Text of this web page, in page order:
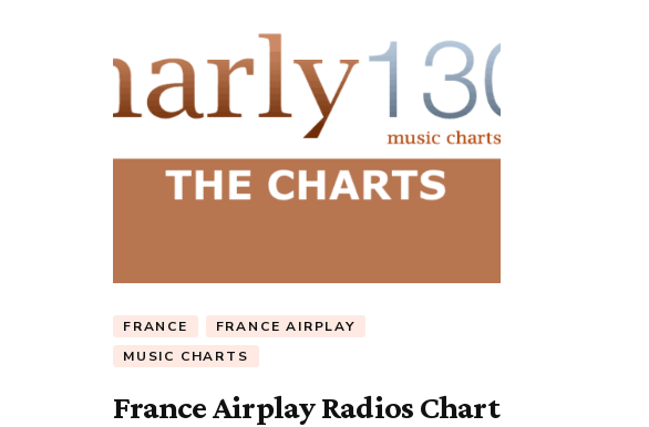
FRANCE
FRANCE AIRPLAY
MUSIC CHARTS
France Airplay Radios Chart